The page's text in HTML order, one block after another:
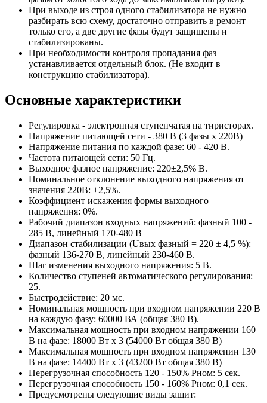
При выходе из строя одного стабилизатора не нужно
разбирать всю схему, достаточно отправить в ремонт
только его, а две другие фазы будут защищены и
стабилизированы.
При необходимости контроля пропадания фаз
устанавливается отдельный блок. (Не входит в
конструкцию стабилизатора).
Основные характеристики
Регулировка - электронная ступенчатая на тиристорах.
Напряжение питающей сети - 380 В (3 фазы х 220В)
Напряжение питания по каждой фазе: 60 - 420 В.
Частота питающей сети: 50 Гц.
Выходное фазное напряжение: 220±2,5% В.
Номинальное отклонение выходного напряжения от
значения 220В: ±2,5%.
Коэффициент искажения формы выходного
напряжения: 0%.
Рабочий диапазон входных напряжений: фазный 100 -
285 В, линейный 170-480 В
Диапазон стабилизации (Uвых фазный = 220 ± 4,5 %):
фазный 136-270 В, линейный 230-460 В.
Шаг изменения выходного напряжения: 5 В.
Количество ступеней автоматического регулирования:
25.
Быстродействие: 20 мс.
Номинальная мощность при входном напряжении 220 В
на каждую фазу: 60000 ВА (общая 380 В).
Максимальная мощность при входном напряжении 160
В на фазе: 18000 Вт х 3 (54000 Вт общая 380 В)
Максимальная мощность при входном напряжении 130
В на фазе: 14400 Вт х 3 (43200 Вт общая 380 В)
Перегрузочная способность 120 - 150% Pном: 5 сек.
Перегрузочная способность 150 - 160% Pном: 0,1 сек.
Предусмотрены следующие виды защит: